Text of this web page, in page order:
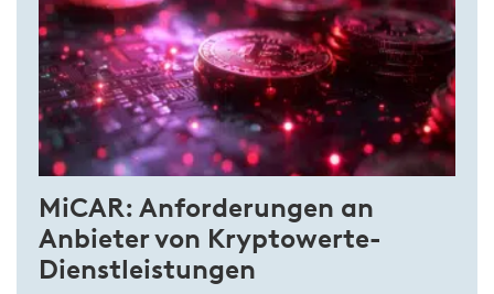
MiCAR: Anforderungen an
Anbieter von Kryptowerte-
Dienstleistungen